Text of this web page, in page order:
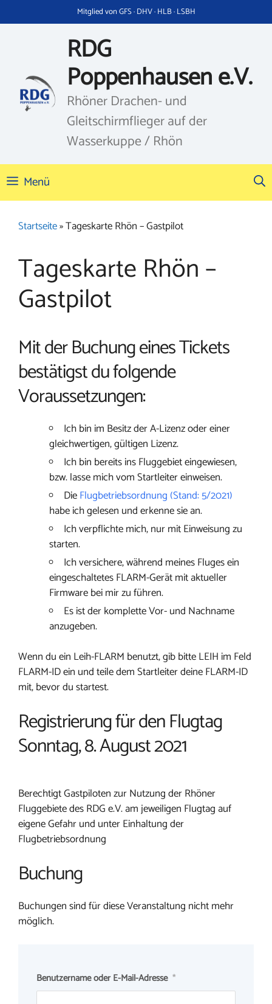
Inhalt
Mitglied von GFS · DHV · HLB · LSBH
RDG
Poppenhausen e.V.
Rhöner Drachen- und
Gleitschirmflieger auf der
Wasserkuppe / Rhön
Menü
Startseite»Tageskarte Rhön – Gastpilot
Tageskarte Rhön –
Gastpilot
Mit der Buchung eines Tickets
bestätigst du folgende
Voraussetzungen:
Ich bin im Besitz der A-Lizenz oder einer
gleichwertigen, gültigen Lizenz.
Ich bin bereits ins Fluggebiet eingewiesen,
bzw. lasse mich vom Startleiter einweisen.
DieFlugbetriebsordnung (Stand: 5/2021)
habe ich gelesen und erkenne sie an.
Ich verpflichte mich, nur mit Einweisung zu
starten.
Ich versichere, während meines Fluges ein
eingeschaltetes FLARM-Gerät mit aktueller
Firmware bei mir zu führen.
Es ist der komplette Vor- und Nachname
anzugeben.
Wenn du ein Leih-FLARM benutzt, gib bitte LEIH im Feld
FLARM-ID ein und teile dem Startleiter deine FLARM-ID
mit, bevor du startest.
Registrierung für den Flugtag
Sonntag, 8. August 2021
Berechtigt Gastpiloten zur Nutzung der Rhöner
Fluggebiete des RDG e.V. am jeweiligen Flugtag auf
eigene Gefahr und unter Einhaltung der
Flugbetriebsordnung
Buchung
Buchungen sind für diese Veranstaltung nicht mehr
möglich.
Benutzername oder E-Mail-Adresse *